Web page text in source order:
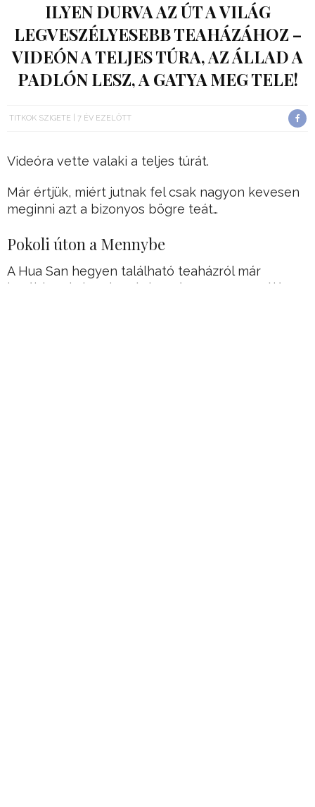
ILYEN DURVA AZ ÚT A VILÁG
LEGVESZÉLYESEBB TEAHÁZÁHOZ –
VIDEÓN A TELJES TÚRA, AZ ÁLLAD A
PADLÓN LESZ, A GATYA MEG TELE!
TITKOK SZIGETE 7 ÉV EZELŐTT
Videóra vette valaki a teljes túrát.
Már értjük, miért jutnak fel csak nagyon kevesen
meginni azt a bizonyos bögre teát…
Pokoli úton a Mennybe
A Hua San hegyen található teaházról már
korábban is írtunk. Méghozzá annap apropóján,